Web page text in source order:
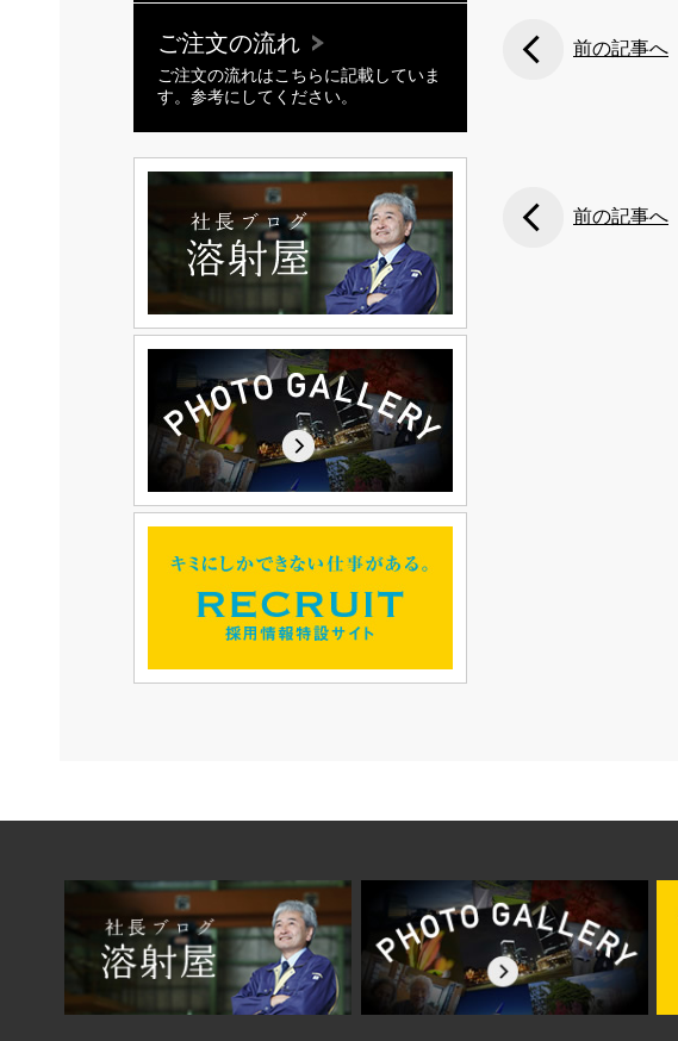
前の記事へ
前の記事へ
ご注文の流れ
ご注文の流れはこちらに記載していま
す。参考にしてください。